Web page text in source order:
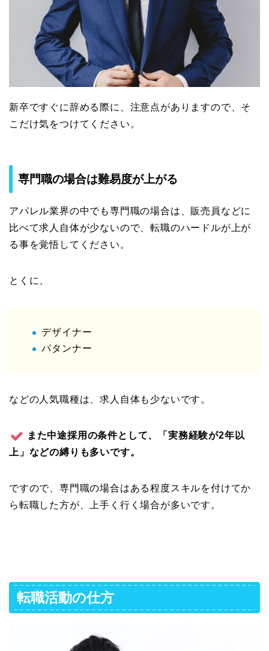
新卒ですぐに辞める際に、注意点がありますので、そ
こだけ気をつけてください。
専門職の場合は難易度が上がる
アパレル業界の中でも専門職の場合は、販売員などに
比べて求人自体が少ないので、転職のハードルが上が
る事を覚悟してください。
とくに、
デザイナー
パタンナー
などの人気職種は、求人自体も少ないです。
また中途採用の条件として、「実務経験が2年以
上」などの縛りも多いです。
ですので、専門職の場合はある程度スキルを付けてか
ら転職した方が、上手く行く場合が多いです。
転職活動の仕方